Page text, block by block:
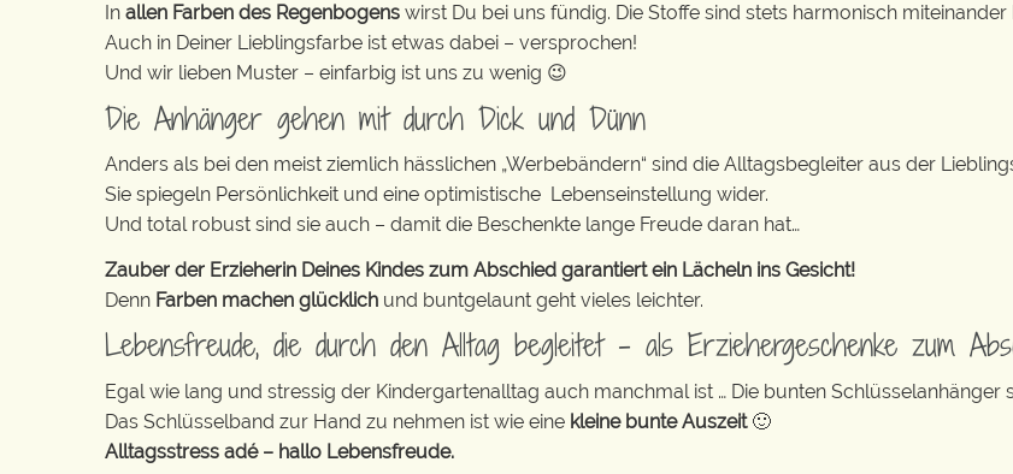
In allen Farben des Regenbogens wirst Du bei uns fündig. Die Stoffe sind stets harmonisch miteinander
Auch in Deiner Lieblingsfarbe ist etwas dabei – versprochen!
Und wir lieben Muster – einfarbig ist uns zu wenig 😉
Die Anhänger gehen mit durch Dick und Dünn
Anders als bei den meist ziemlich hässlichen „Werbebändern“ sind die Alltagsbegleiter aus der
Sie spiegeln Persönlichkeit und eine optimistische Lebenseinstellung wider.
Und total robust sind sie auch – damit die Beschenkte lange Freude daran hat…
Zauber der Erzieherin Deines Kindes zum Abschied garantiert ein Lächeln ins Gesicht!
Denn Farben machen glücklich und buntgelaunt geht vieles leichter.
Lebensfreude, die durch den Alltag begleitet – als Erziehergeschenke zum
Egal wie lang und stressig der Kindergartenalltag auch manchmal ist … Die bunten Schlüsselanhänger
Das Schlüsselband zur Hand zu nehmen ist wie eine kleine bunte Auszeit🙂
Alltagsstress adé – hallo Lebensfreude.